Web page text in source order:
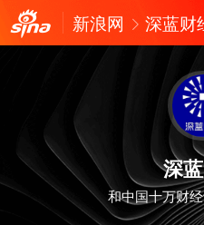
新浪网 深蓝财
深
和中国十万财经